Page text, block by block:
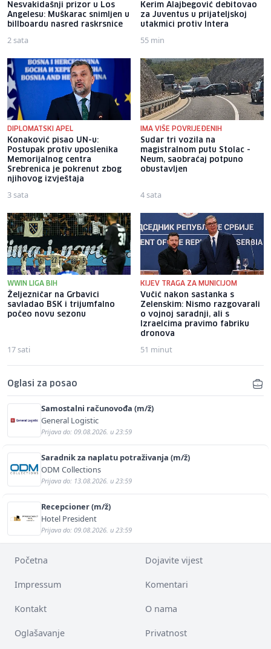
Nesvakidašnji prizor u Los
Angelesu: Muškarac snimljen u
billboardu nasred raskrsnice
2 sata
Kerim Alajbegović debitovao
za Juventus u prijateljskoj
utakmici protiv Intera
55 min
DIPLOMATSKI APEL
Konaković pisao UN-u:
Postupak protiv uposlenika
Memorijalnog centra
Srebrenica je pokrenut zbog
njihovog izvještaja
3 sata
IMA VIŠE POVRIJEĐENIH
Sudar tri vozila na
magistralnom putu Stolac -
Neum, saobraćaj potpuno
obustavljen
4 sata
WWIN LIGA BIH
Željezničar na Grbavici
savladao BSK i trijumfalno
počeo novu sezonu
17 sati
KIJEV TRAGA ZA MUNICIJOM
Vučić nakon sastanka s
Zelenskim: Nismo razgovarali
o vojnoj saradnji, ali s
Izraelcima pravimo fabriku
dronova
51 minut
Oglasi za posao
Samostalni računovođa (m/ž)
General Logistic
Prijava do: 09.08.2026. u 23:59
Saradnik za naplatu potraživanja (m/ž)
ODM Collections
Prijava do: 13.08.2026. u 23:59
Recepcioner (m/ž)
Hotel President
Prijava do: 09.08.2026. u 23:59
Početna Dojavite vijest
Impressum Komentari
Kontakt O nama
Oglašavanje Privatnost